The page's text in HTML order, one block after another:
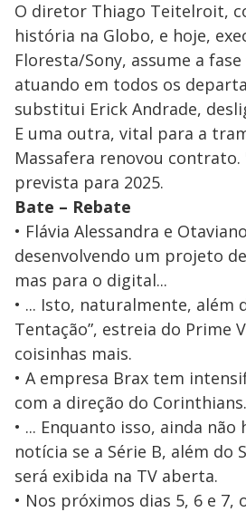
O diretor Thiago Teitelroit,
história na Globo, e hoje,
Floresta/Sony, assume a
atuando em todos os
substitui Erick Andrade,
E uma outra, vital para a
Massafera renovou
prevista para 2025.
Bate – Rebate
• Flávia Alessandra e
desenvolvendo um projeto
mas para o digital...
• ... Isto, naturalmente, além
Tentação”, estreia do Prime
coisinhas mais.
• A empresa Brax tem
com a direção do
• ... Enquanto isso, ainda não
notícia se a Série B, além do
será exibida na TV aberta.
• Nos próximos dias 5, 6 e